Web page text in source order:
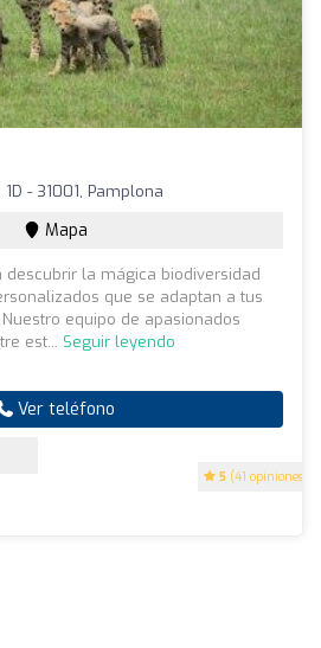
5 (41 opiniones)
- 31001, Pamplona
Mapa
descubrir la mágica biodiversidad
que se adaptan a tus
equipo de apasionados
est... Seguir leyendo
Ver teléfono